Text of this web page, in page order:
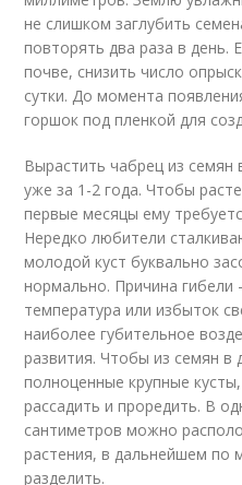
не слишком заглубить
повторять два раза в день.
почве, снизить число
сутки. До момента
горшок под пленкой для
Вырастить чабрец из
уже за 1-2 года. Чтобы
первые месяцы ему
Нередко любители
молодой куст буквально
нормально. Причина гибели
температура или избыток
наиболее губительное
развития. Чтобы из семян в
полноценные крупные
рассадить и проредить. В
сантиметров можно
растения, в дальнейшем по
разделить.